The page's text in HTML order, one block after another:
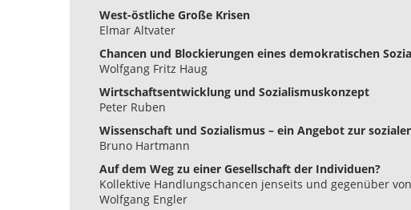
West-östliche Große Krisen
Elmar Altvater
Chancen und Blockierungen eines demokratischen
Wolfgang Fritz Haug
Wirtschaftsentwicklung und Sozialismuskonzept
Peter Ruben
Wissenschaft und Sozialismus – ein Angebot zur
Bruno Hartmann
Auf dem Weg zu einer Gesellschaft der Individuen?
Kollektive Handlungschancen jenseits und gegenüber
Wolfgang Engler